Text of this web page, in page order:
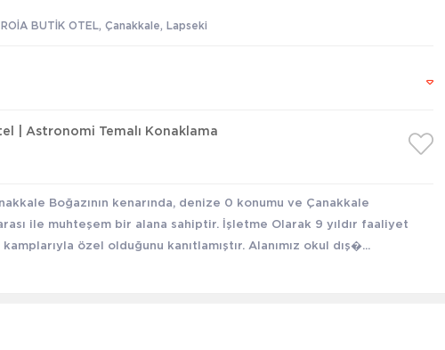
BUTİK OTEL, Çanakkale, Lapseki
| Astronomi Temalı Konaklama
Boğazının kenarında, denize 0 konumu ve Çanakkale
ile muhteşem bir alana sahiptir. İşletme Olarak 9 yıldır faaliyet
özel olduğunu kanıtlamıştır. Alanımız okul dış�...